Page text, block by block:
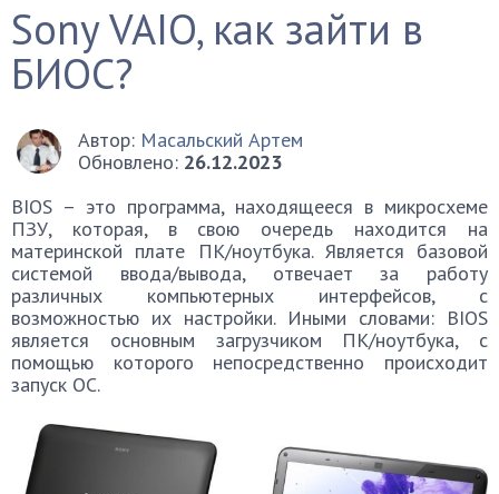
Sony VAIO, как зайти в
БИОС?
Автор: Масальский Артем
Обновлено: 26.12.2023
BIOS – это программа, находящееся в микросхеме
ПЗУ, которая, в свою очередь находится на
материнской плате ПК/ноутбука. Является базовой
системой ввода/вывода, отвечает за работу
различных компьютерных интерфейсов, с
возможностью их настройки. Иными словами: BIOS
является основным загрузчиком ПК/ноутбука, с
помощью которого непосредственно происходит
запуск ОС.